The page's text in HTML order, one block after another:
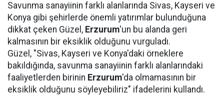
Savunma sanayiinin farklı alanlarında Sivas, Kayseri ve
Konya gibi şehirlerde önemli yatırımlar bulunduğuna
dikkat çeken Güzel, Erzurum'un bu alanda geri
kalmasının bir eksiklik olduğunu vurguladı.
Güzel, "Sivas, Kayseri ve Konya'daki örneklere
bakıldığında, savunma sanayiinin farklı alanlarındaki
faaliyetlerden birinin Erzurum'da olmamasının bir
eksiklik olduğunu söyleyebiliriz" ifadelerini kullandı.